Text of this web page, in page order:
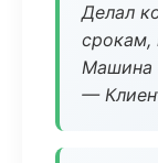
Делал
срокам,
Машина
—